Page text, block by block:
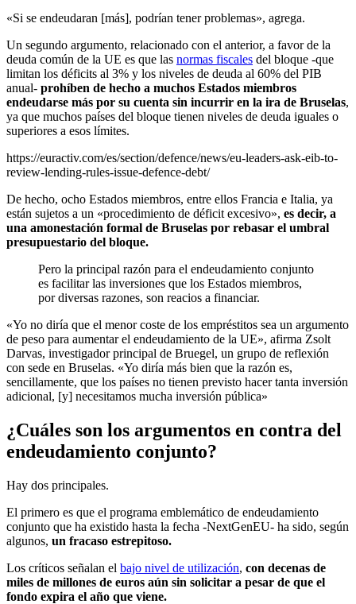
«Si se endeudaran [más], podrían tener problemas», agrega.
Un segundo argumento, relacionado con el anterior, a favor de la
deuda común de la UE es que las normas fiscales del bloque -que
limitan los déficits al 3% y los niveles de deuda al 60% del PIB
anual- prohíben de hecho a muchos Estados miembros
endeudarse más por su cuenta sin incurrir en la ira de Bruselas,
ya que muchos países del bloque tienen niveles de deuda iguales o
superiores a esos límites.
https://euractiv.com/es/section/defence/news/eu-leaders-ask-eib-to-
review-lending-rules-issue-defence-debt/
De hecho, ocho Estados miembros, entre ellos Francia e Italia, ya
están sujetos a un «procedimiento de déficit excesivo», es decir, a
una amonestación formal de Bruselas por rebasar el umbral
presupuestario del bloque.
Pero la principal razón para el endeudamiento conjunto
es facilitar las inversiones que los Estados miembros,
por diversas razones, son reacios a financiar.
«Yo no diría que el menor coste de los empréstitos sea un argumento
de peso para aumentar el endeudamiento de la UE», afirma Zsolt
Darvas, investigador principal de Bruegel, un grupo de reflexión
con sede en Bruselas. «Yo diría más bien que la razón es,
sencillamente, que los países no tienen previsto hacer tanta inversión
adicional, [y] necesitamos mucha inversión pública»
¿Cuáles son los argumentos en contra del
endeudamiento conjunto?
Hay dos principales.
El primero es que el programa emblemático de endeudamiento
conjunto que ha existido hasta la fecha -NextGenEU- ha sido, según
algunos, un fracaso estrepitoso.
Los críticos señalan el bajo nivel de utilización, con decenas de
miles de millones de euros aún sin solicitar a pesar de que el
fondo expira el año que viene.